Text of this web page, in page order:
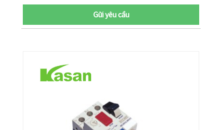
Gửi yêu cầu